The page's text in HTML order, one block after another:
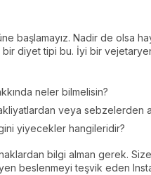
başlamayız. Nadir de olsa
diyet tipi bu. İyi bir
neler bilmelisin?
veya sebzelerden
yiyecekler hangileridir?
bilgi alman gerek.
beslenmeyi teşvik eden